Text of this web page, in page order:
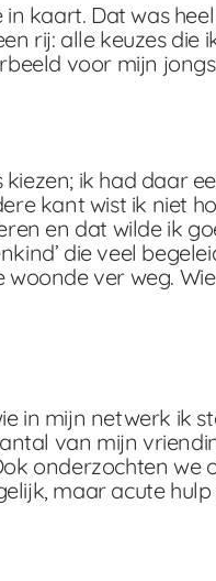
kaart. Dat was
rij: alle keuzes die
voor mijn
ik had daar
kant wist ik niet
en dat wilde ik
die veel
ver weg.
in mijn netwerk ik
van mijn
onderzochten we
maar acute